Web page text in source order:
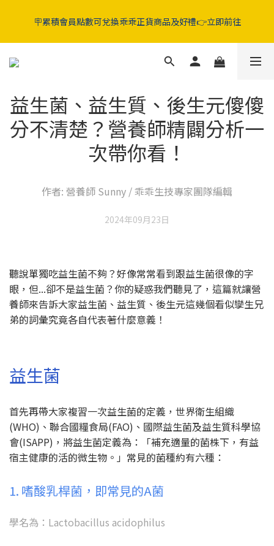
GABA益生菌
🪧累積會員點數可兌換乖乖正貨商品及好禮👉立即前往
5折起‼️晶亮葉黃素 / 好眠膠囊 / 純淨益生菌 / 舒敏益生菌 / 蔓越莓
益生菌、益生質、後生元傻傻
分不清楚？營養師精闢分析一
次帶你看！
作者: 營養師 Sunny / 乖乖生技專家團隊編輯
2024年09月23日
聽說單獨吃益生菌不夠？好像常常看到跟益生菌很像的字
眼，但...卻不是益生菌？你的疑惑我們聽見了，這篇就讓營
養師來告訴大家益生菌、益生質、後生元這幾個看似孿生兄
弟的詞彙究竟各自代表著什麼意義！
益生菌
首先再帶大家複習一次益生菌的定義，世界衛生組織
(WHO)、聯合國糧食局(FAO)、國際益生菌及益生質科學協
會(ISAPP)，將益生菌定義為：「補充適量的菌株下，有益
宿主健康的活的微生物。」常見的菌種約有六種：
1. 嗜酸乳桿菌，即常見的A菌
學名為：Lactobacillus acidophilus